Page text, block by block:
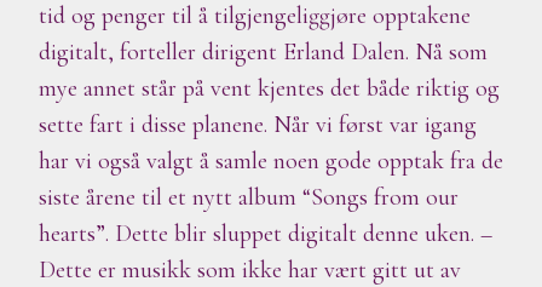
tid og penger til å tilgjengeliggjøre opptakene
digitalt, forteller dirigent Erland Dalen. Nå som
mye annet står på vent kjentes det både riktig og
sette fart i disse planene. Når vi først var igang
har vi også valgt å samle noen gode opptak fra de
siste årene til et nytt album “Songs from our
hearts”. Dette blir sluppet digitalt denne uken. –
Dette er musikk som ikke har vært gitt ut av